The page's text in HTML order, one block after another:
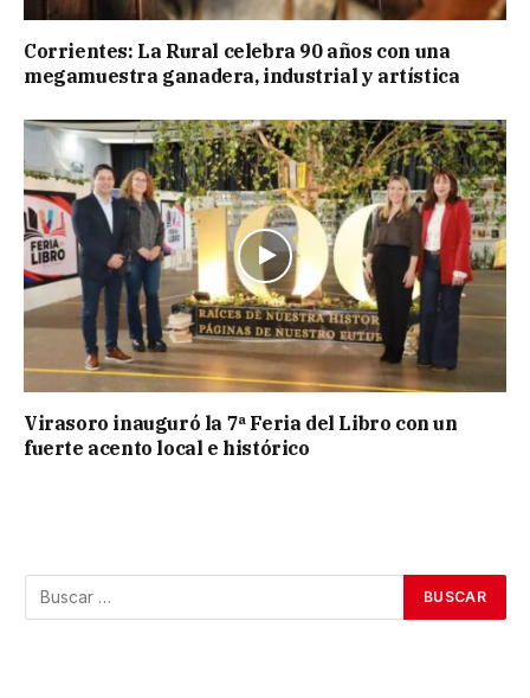
Corrientes: La Rural celebra 90 años con una
megamuestra ganadera, industrial y artística
Virasoro inauguró la 7ª Feria del Libro con un
fuerte acento local e histórico